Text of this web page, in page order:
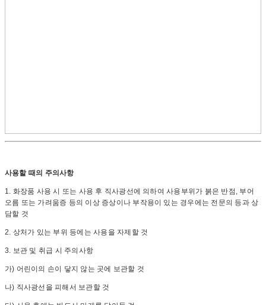
사용할 때의 주의사항
1. 화장품 사용 시 또는 사용 후 직사광선에 의하여 사용부위가 붉은 반점, 부어
오름 또는 가려움증 등의 이상 증상이나 부작용이 있는 경우에는 전문의 등과 상
담할 것
2. 상처가 있는 부위 등에는 사용을 자제할 것
3. 보관 및 취급 시 주의사항
가) 어린이의 손이 닿지 않는 곳에 보관할 것
나) 직사광선을 피해서 보관할 것